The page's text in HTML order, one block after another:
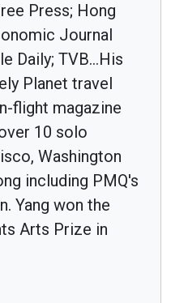
Press; Hong
Journal
Daily; TVB...His
Planet travel
flight magazine
10 solo
Washington
including PMQ's
Yang won the
Arts Prize in